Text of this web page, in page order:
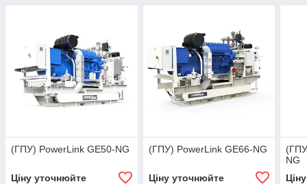
(ГПУ) PowerLink GE50-NG
Ціну уточнюйте
(ГПУ) PowerLink GE66-NG
Ціну уточнюйте
NG